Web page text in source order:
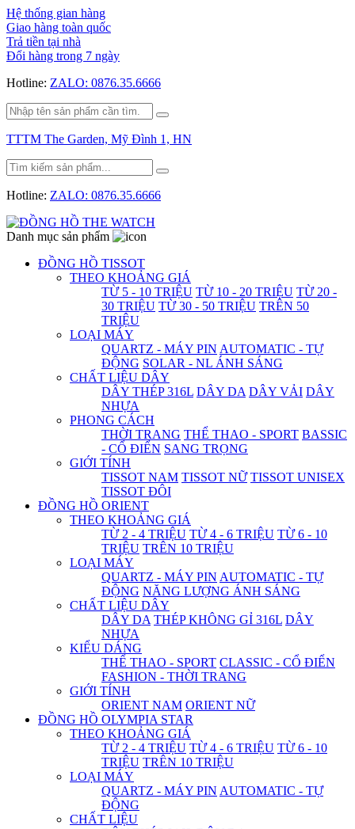
Hệ thống gian hàng
Giao hàng toàn quốc
Trả tiền tại nhà
Đổi hàng trong 7 ngày
Hotline: ZALO: 0876.35.6666
TTTM The Garden, Mỹ Đình 1, HN
Hotline: ZALO: 0876.35.6666
Danh mục sản phẩm
ĐỒNG HỒ TISSOT
THEO KHOẢNG GIÁ
TỪ 5 - 10 TRIỆU TỪ 10 - 20 TRIỆU TỪ 20 -
30 TRIỆU TỪ 30 - 50 TRIỆU TRÊN 50
TRIỆU
LOẠI MÁY
QUARTZ - MÁY PIN AUTOMATIC - TỰ
ĐỘNG SOLAR - NL ÁNH SÁNG
CHẤT LIỆU DÂY
DÂY THÉP 316L DÂY DA DÂY VẢI DÂY
NHỰA
PHONG CÁCH
THỜI TRANG THỂ THAO - SPORT BASSIC
- CỔ ĐIỂN SANG TRỌNG
GIỚI TÍNH
TISSOT NAM TISSOT NỮ TISSOT UNISEX
TISSOT ĐÔI
ĐỒNG HỒ ORIENT
THEO KHOẢNG GIÁ
TỪ 2 - 4 TRIỆU TỪ 4 - 6 TRIỆU TỪ 6 - 10
TRIỆU TRÊN 10 TRIỆU
LOẠI MÁY
QUARTZ - MÁY PIN AUTOMATIC - TỰ
ĐỘNG NĂNG LƯỢNG ÁNH SÁNG
CHẤT LIỆU DÂY
DÂY DA THÉP KHÔNG GỈ 316L DÂY
NHỰA
KIỂU DÁNG
THỂ THAO - SPORT CLASSIC - CỔ ĐIỂN
FASHION - THỜI TRANG
GIỚI TÍNH
ORIENT NAM ORIENT NỮ
ĐỒNG HỒ OLYMPIA STAR
THEO KHOẢNG GIÁ
TỪ 2 - 4 TRIỆU TỪ 4 - 6 TRIỆU TỪ 6 - 10
TRIỆU TRÊN 10 TRIỆU
LOẠI MÁY
QUARTZ - MÁY PIN AUTOMATIC - TỰ
ĐỘNG
CHẤT LIỆU